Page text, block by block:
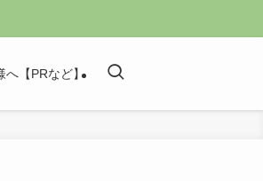
へ【PRなど】